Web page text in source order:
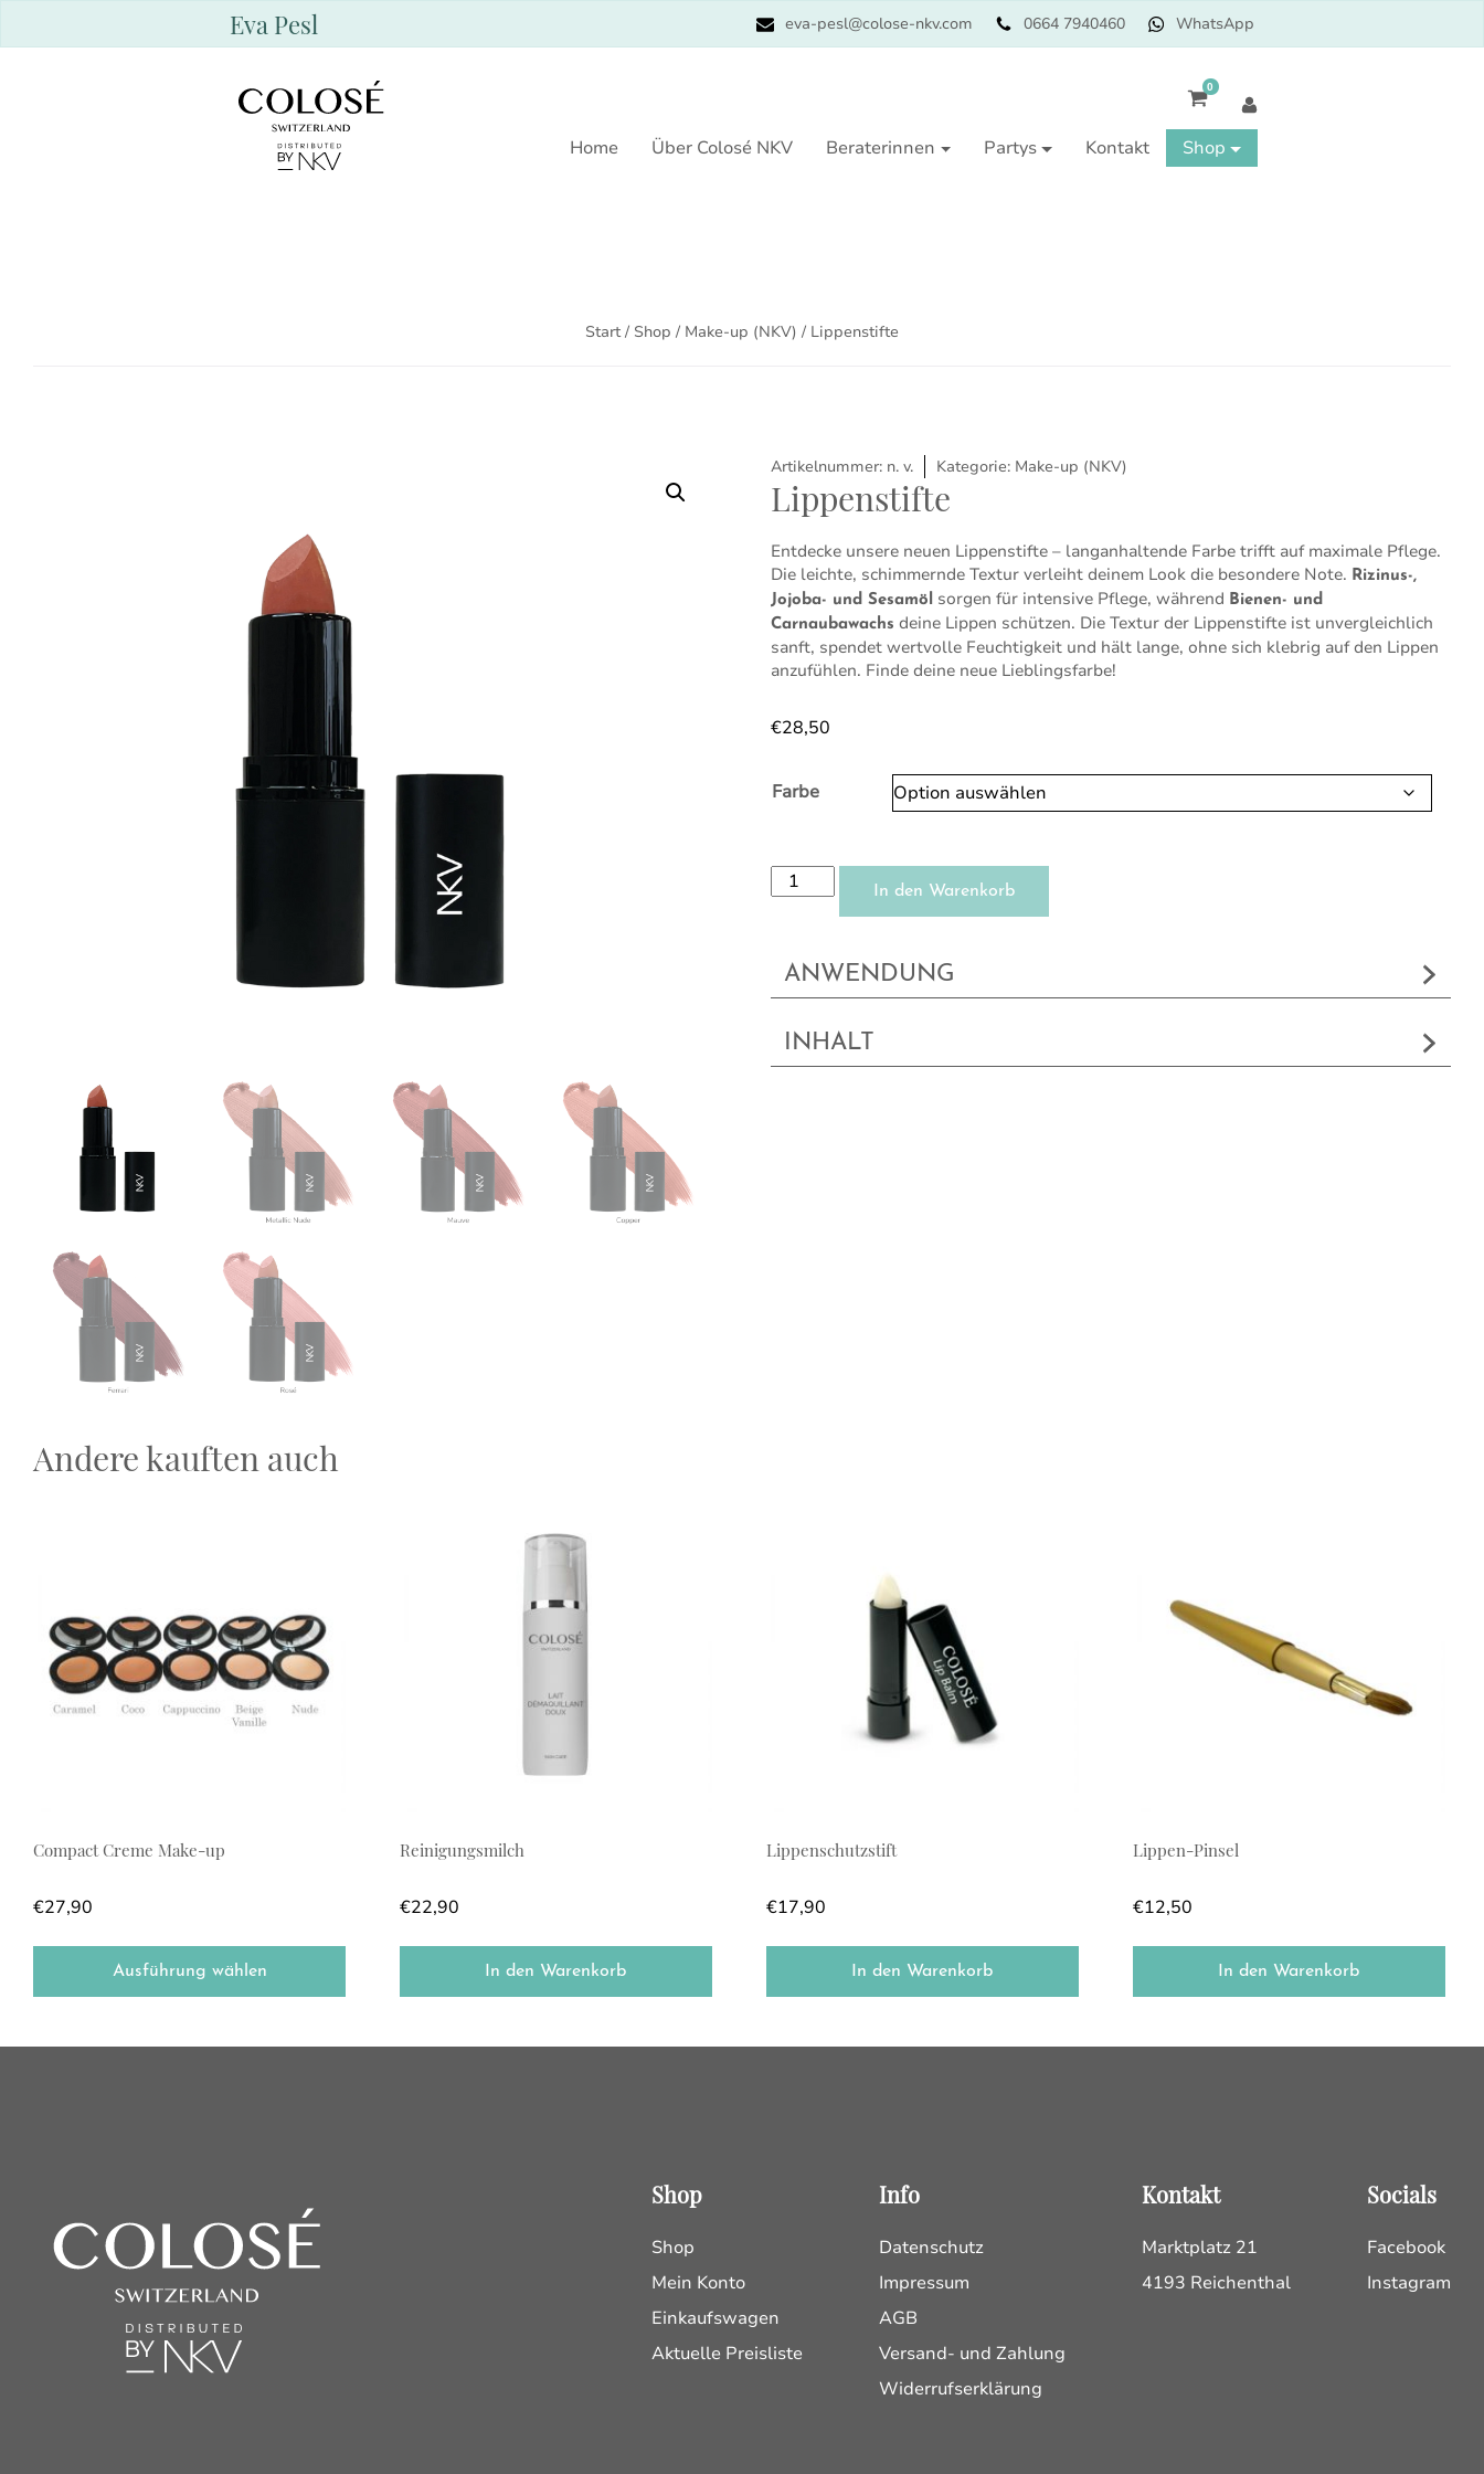
Eva Pesl eva-pesl@colose-nkv.com 0664 7940460 WhatsApp
0
Home Über Colosé NKV Beraterinnen Partys Kontakt Shop
Start/ Shop / Make-up (NKV) / Lippenstifte
Artikelnummer: n. v. Kategorie: Make-up (NKV)
Lippenstifte
Entdecke unsere neuen Lippenstifte – langanhaltende Farbe trifft auf maximale Pflege.
Die leichte, schimmernde Textur verleiht deinem Look die besondere Note. Rizinus-,
Jojoba- und Sesamölsorgen für intensive Pflege, während Bienen- und
Carnaubawachs deine Lippen schützen. Die Textur der Lippenstifte ist unvergleichlich
sanft, spendet wertvolle Feuchtigkeit und hält lange, ohne sich klebrig auf den Lippen
anzufühlen. Finde deine neue Lieblingsfarbe!
€28,50
Farbe
Lippenstifte Menge
In den Warenkorb
ANWENDUNG
INHALT
Andere kauften auch
Compact Creme Make-up
€27,90
Ausführung wählen
Reinigungsmilch
€22,90
In den Warenkorb
Lippenschutzstift
€17,90
In den Warenkorb
Lippen-Pinsel
€12,50
In den Warenkorb
Shop
Shop
Mein Konto
Einkaufswagen
Aktuelle Preisliste
Info
Datenschutz
Impressum
AGB
Versand- und Zahlung
Widerrufserklärung
Kontakt
Marktplatz 21
4193 Reichenthal
Socials
Facebook
Instagram